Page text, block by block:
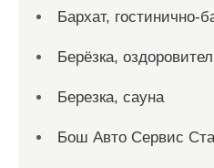
Бархат, гостинично-
Берёзка,
Березка, сауна
Бош Авто Сервис